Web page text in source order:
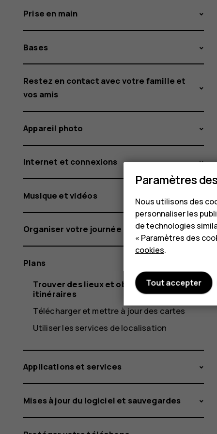
Prise en main
Bases
Restez en contact avec votre famille et
vos amis
Appareil photo
Internet et connexions
Musique et vidéos
Organiser votre journée
Plans
Trouver des lieux et obtenir des
itinéraires
Télécharger et mettre à jour des cartes
Utiliser les services de localisation
Applications et services
Mises à jour du logiciel et sauvegardes
Paramètres
Nous utilisons des
personnaliser les
de technologies
« Paramètres des
cookies.
Tout accepter